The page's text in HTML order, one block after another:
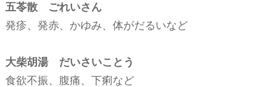
五苓散 ごれいさん
発疹、発赤、かゆみ、体がだるいなど
大柴胡湯 だいさいことう
食欲不振、腹痛、下痢など